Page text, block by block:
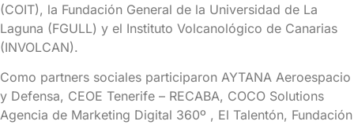
(COIT), la Fundación General de la Universidad de La
Laguna (FGULL) y el Instituto Volcanológico de Canarias
(INVOLCAN).
Como partners sociales participaron AYTANA Aeroespacio
y Defensa, CEOE Tenerife – RECABA, COCO Solutions
Agencia de Marketing Digital 360º , El Talentón, Fundación